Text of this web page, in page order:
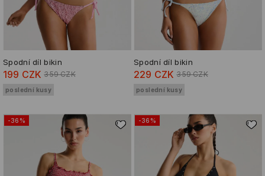
Spodní díl bikin
199 CZK 359 CZK
poslední kusy
Spodní díl bikin
229 CZK 359 CZK
poslední kusy
-36% -36%